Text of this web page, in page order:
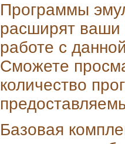
Программы
расширят ваши
работе с
Сможете
количество
Базовая